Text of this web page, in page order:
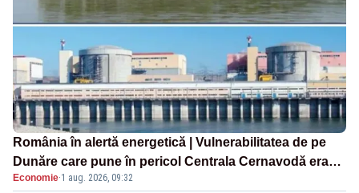
România în alertă energetică | Vulnerabilitatea de pe
Dunăre care pune în pericol Centrala Cernavodă era
cunoscută de pe vremea lui Ceaușescu
Economie·1 aug. 2026, 09:32